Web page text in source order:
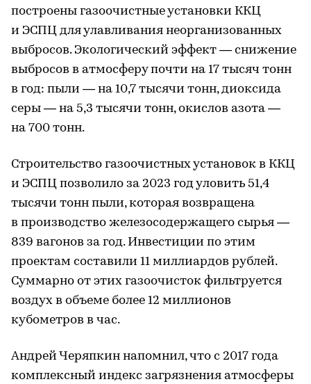
построены газоочистные установки ККЦ
и ЭСПЦ для улавливания неорганизованных
выбросов. Экологический эффект — снижение
выбросов в атмосферу почти на 17 тысяч тонн
в год: пыли — на 10,7 тысячи тонн, диоксида
серы — на 5,3 тысячи тонн, окислов азота —
на 700 тонн.
Строительство газоочистных установок в ККЦ
и ЭСПЦ позволило за 2023 год уловить 51,4
тысячи тонн пыли, которая возвращена
в производство железосодержащего сырья —
839 вагонов за год. Инвестиции по этим
проектам составили 11 миллиардов рублей.
Суммарно от этих газоочисток фильтруется
воздух в объеме более 12 миллионов
кубометров в час.
Андрей Черяпкин напомнил, что с 2017 года
комплексный индекс загрязнения атмосферы